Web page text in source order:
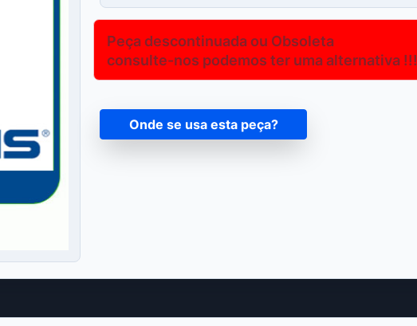
Peça descontinuada ou Obsoleta
consulte-nos podemos ter uma alternativa !!!
Onde se usa esta peça?